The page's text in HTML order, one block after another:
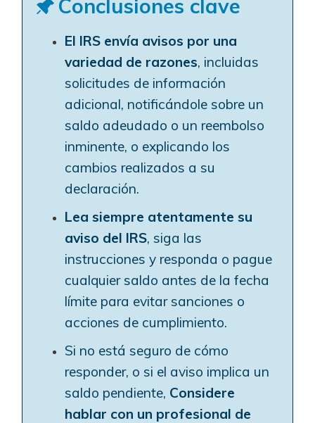
Conclusiones clave
El IRS envía avisos por una
variedad de razones, incluidas
solicitudes de información
adicional, notificándole sobre un
saldo adeudado o un reembolso
inminente, o explicando los
cambios realizados a su
declaración.
Lea siempre atentamente su
aviso del IRS, siga las
instrucciones y responda o pague
cualquier saldo antes de la fecha
límite para evitar sanciones o
acciones de cumplimiento.
Si no está seguro de cómo
responder, o si el aviso implica un
saldo pendiente, Considere
hablar con un profesional de